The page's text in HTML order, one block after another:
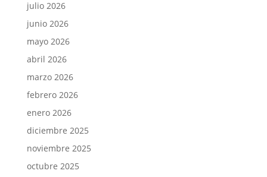
julio 2026
junio 2026
mayo 2026
abril 2026
marzo 2026
febrero 2026
enero 2026
diciembre 2025
noviembre 2025
octubre 2025